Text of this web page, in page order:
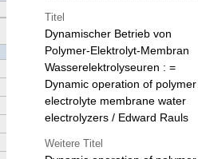
Titel
Dynamischer Betrieb von
Polymer-Elektrolyt-Membran
Wasserelektrolyseuren : =
Dynamic operation of polymer
electrolyte membrane water
electrolyzers / Edward Rauls
Weitere Titel